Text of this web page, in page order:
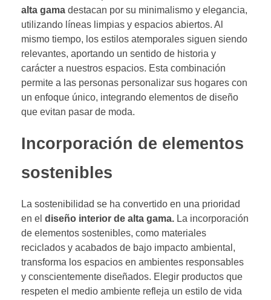
alta gama destacan por su minimalismo y elegancia,
utilizando líneas limpias y espacios abiertos. Al
mismo tiempo, los estilos atemporales siguen siendo
relevantes, aportando un sentido de historia y
carácter a nuestros espacios. Esta combinación
permite a las personas personalizar sus hogares con
un enfoque único, integrando elementos de diseño
que evitan pasar de moda.
Incorporación de elementos
sostenibles
La sostenibilidad se ha convertido en una prioridad
en el diseño interior de alta gama. La incorporación
de elementos sostenibles, como materiales
reciclados y acabados de bajo impacto ambiental,
transforma los espacios en ambientes responsables
y conscientemente diseñados. Elegir productos que
respeten el medio ambiente refleja un estilo de vida